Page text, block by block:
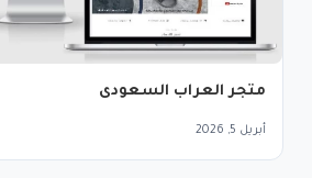
متجر العراب السعودى
أبريل 5, 2026